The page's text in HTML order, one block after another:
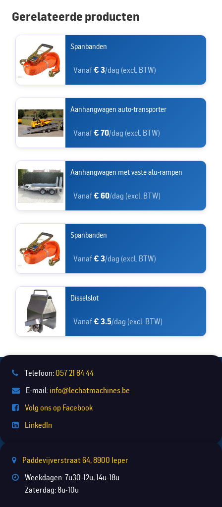
Gerelateerde producten
Spanbanden
Vanaf€ 3/dag (excl. BTW)
Aanhangwagen auto-transporter
Vanaf€ 70/dag (excl. BTW)
Aanhangwagen met vaste alu-rampen
Vanaf€ 60/dag (excl. BTW)
Spanbanden
Vanaf€ 3/dag (excl. BTW)
Disselslot
Vanaf€ 3.5/dag (excl. BTW)
Telefoon: 057 21 84 44
E-mail: info@lechatmachines.be
Volg ons op Facebook
LinkedIn
Paddevijverstraat 64, 8900 Ieper
Weekdagen: 7u30-12u, 14u-18u
Zaterdag: 8u-10u